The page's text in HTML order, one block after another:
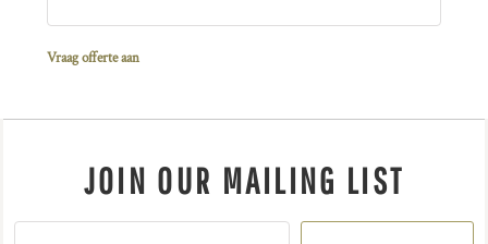
Vraag offerte aan
JOIN OUR MAILING LIST